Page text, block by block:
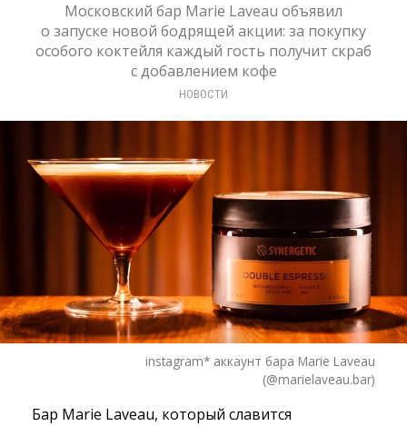
Московский бар Marie Laveau объявил
о запуске новой бодрящей акции: за покупку
особого коктейля каждый гость получит скраб
с добавлением кофе
НОВОСТИ
instagram* аккаунт бара Marie Laveau
(@marielaveau.bar)
Бар Marie Laveau, который славится